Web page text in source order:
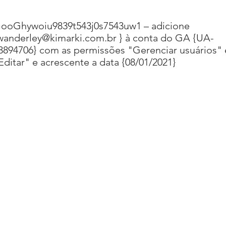
– adicione
} à conta do GA {UA-
com as permissões "Gerenciar usuários"
e acrescente a data {08/01/2021}